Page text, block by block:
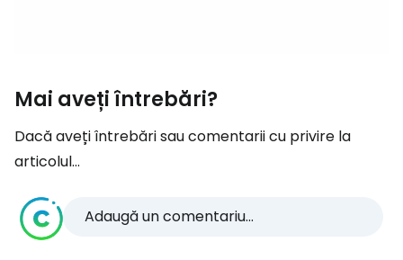
Mai aveți întrebări?
Dacă aveți întrebări sau comentarii cu privire la
articolul...
Adaugă un comentariu...